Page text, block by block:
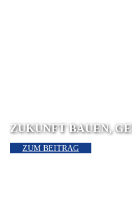
ZUKUNFT BAUEN,
ZUM BEITRAG